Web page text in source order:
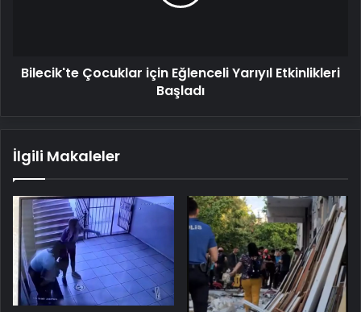
Bilecik'te Çocuklar için Eğlenceli Yarıyıl Etkinlikleri
Başladı
İlgili Makaleler